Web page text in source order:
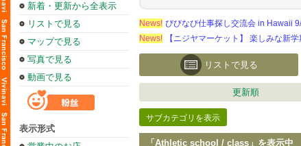
新着・更新から全表示
リストで見る
マップで見る
写真で見る
動画で見る
表示形式
News! びびなび仕事探し交流会 in Hawaii
News!
【ニジヤマーケット】 楽しみな新
リストで見る
更新順
サブカテゴリを表示
「Athletic school / class」を表示中